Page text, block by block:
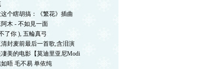
这个瞎胡搞：《繁花》插曲
阿木 - 不如見一面
了你 ), 五輪真弓
清封麦前最后一首歌,含泪演
凄美的电影【莫迪里亚尼Modi
如晤 毛不易 单依纯